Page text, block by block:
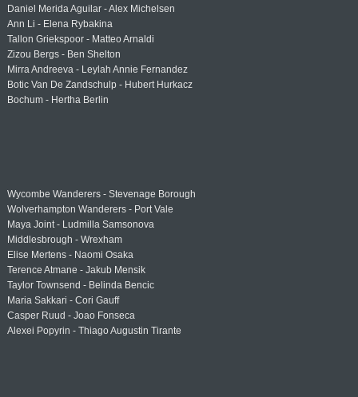
Daniel Merida Aguilar - Alex Michelsen
Ann Li - Elena Rybakina
Tallon Griekspoor - Matteo Arnaldi
Zizou Bergs - Ben Shelton
Mirra Andreeva - Leylah Annie Fernandez
Botic Van De Zandschulp - Hubert Hurkacz
Bochum - Hertha Berlin
Wycombe Wanderers - Stevenage Borough
Wolverhampton Wanderers - Port Vale
Maya Joint - Ludmilla Samsonova
Middlesbrough - Wrexham
Elise Mertens - Naomi Osaka
Terence Atmane - Jakub Mensik
Taylor Townsend - Belinda Bencic
Maria Sakkari - Cori Gauff
Casper Ruud - Joao Fonseca
Alexei Popyrin - Thiago Augustin Tirante